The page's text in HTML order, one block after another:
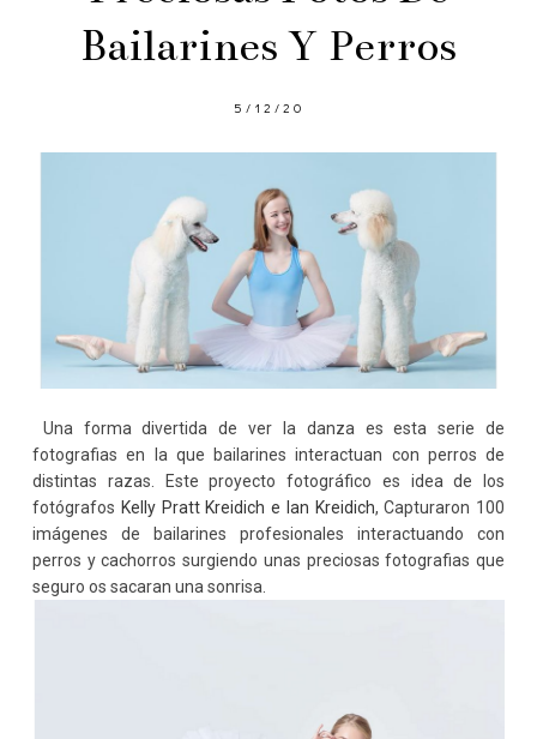
Bailarines Y Perros
5/12/20
Una forma divertida de ver la danza es esta serie de
fotografias en la que bailarines interactuan con perros de
distintas razas. Este proyecto fotográfico es idea de los
fotógrafos Kelly Pratt Kreidich e Ian Kreidich, Capturaron 100
imágenes de bailarines profesionales interactuando con
perros y cachorros surgiendo unas preciosas fotografias que
seguro os sacaran una sonrisa.